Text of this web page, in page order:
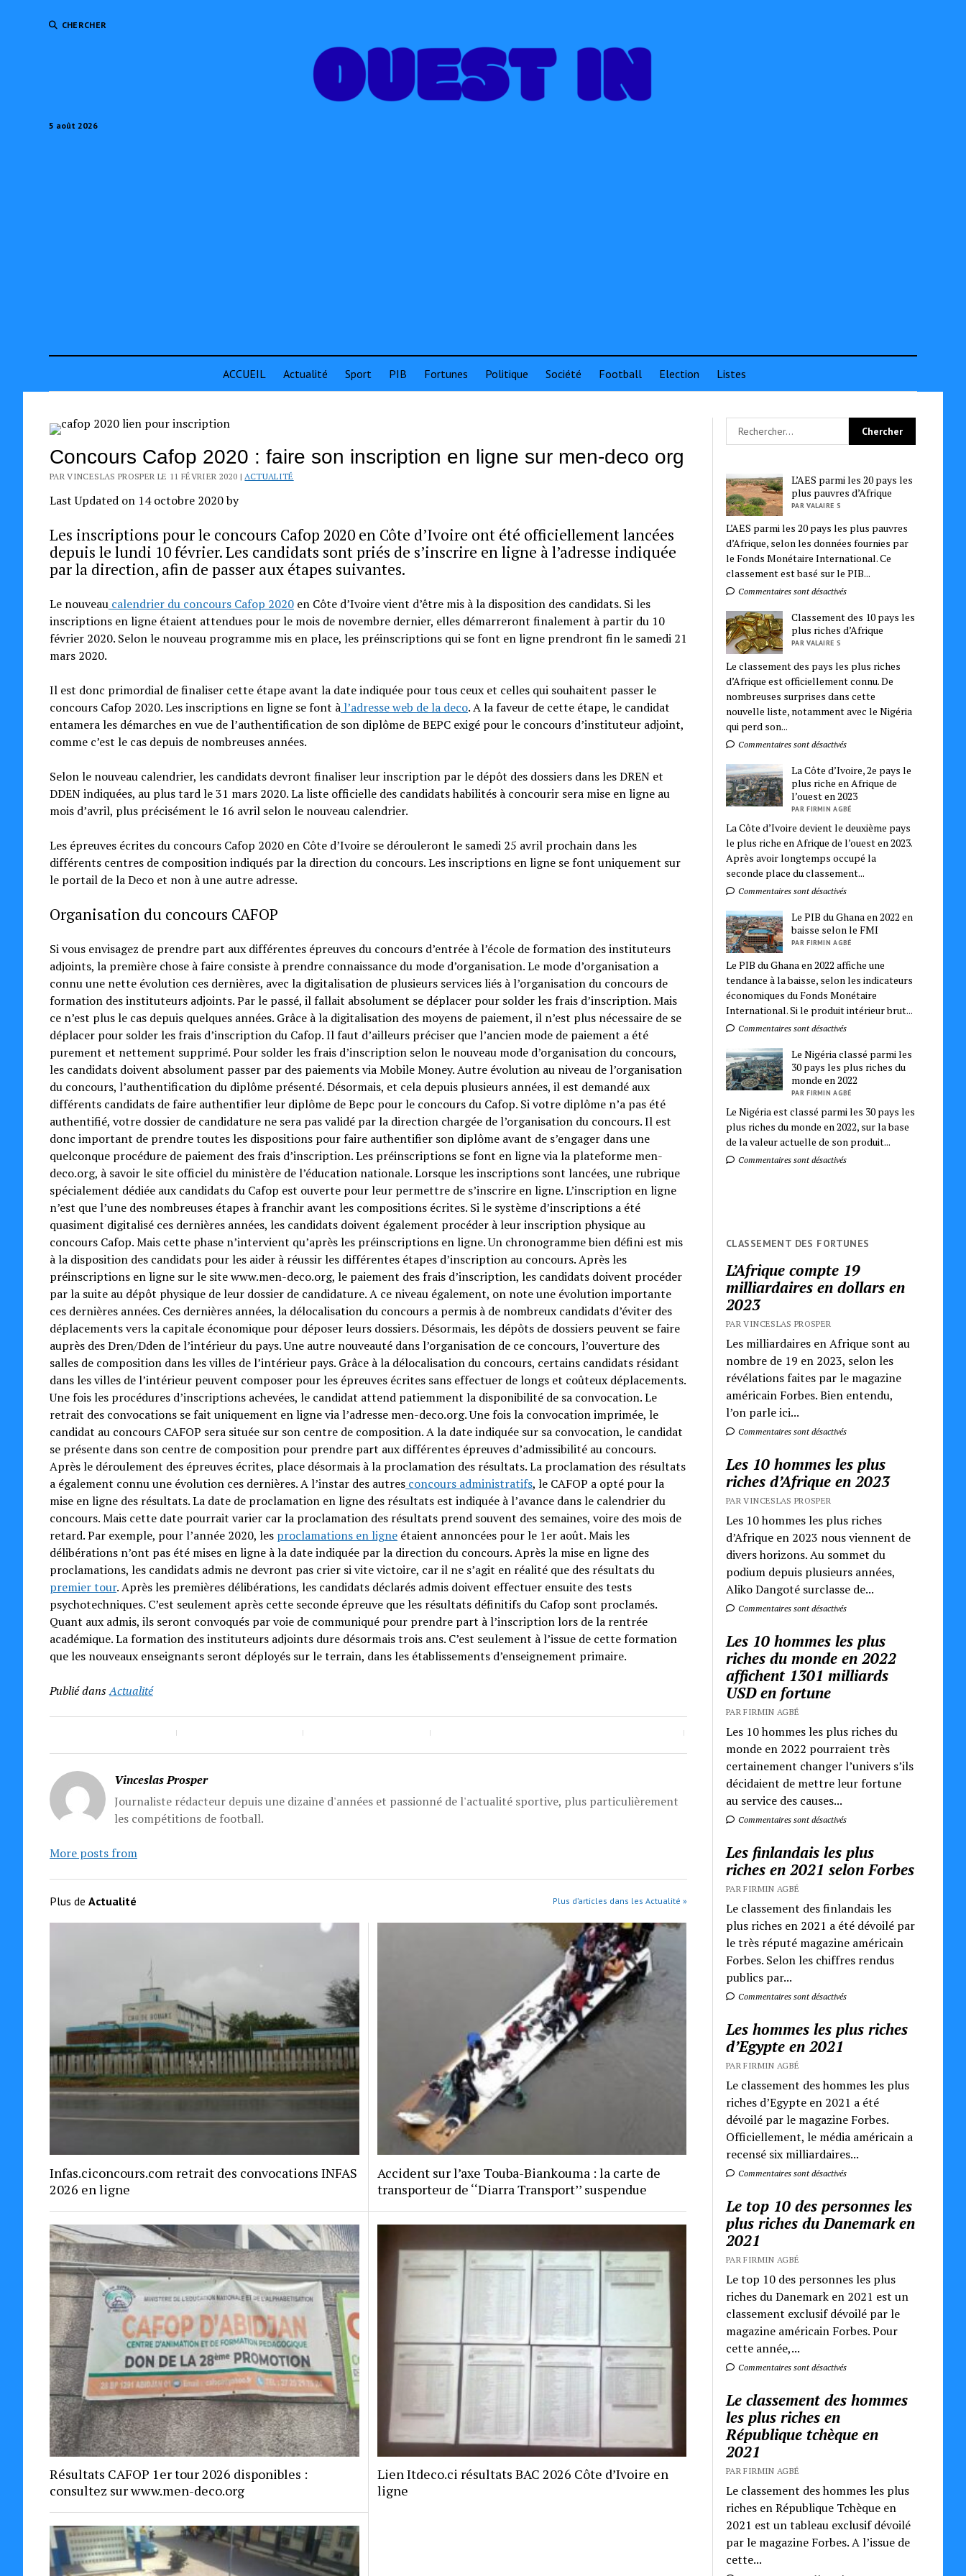
CHERCHER
5 août 2026
ACCUEIL Actualité Sport PIB Fortunes Politique Société Football Election Listes
Concours Cafop 2020 : faire son inscription en ligne sur men-deco org
PAR VINCESLAS PROSPER LE 11 FÉVRIER 2020 |ACTUALITÉ
Last Updated on 14 octobre 2020 by
Les inscriptions pour le concours Cafop 2020 en Côte d’Ivoire ont été officiellement lancées
depuis le lundi 10 février. Les candidats sont priés de s’inscrire en ligne à l’adresse indiquée
par la direction, afin de passer aux étapes suivantes.
Le nouveaucalendrier du concours Cafop 2020en Côte d’Ivoire vient d’être mis à la disposition des candidats. Si les
inscriptions en ligne étaient attendues pour le mois de novembre dernier, elles démarreront finalement à partir du 10
février 2020. Selon le nouveau programme mis en place, les préinscriptions qui se font en ligne prendront fin le samedi 21
mars 2020.
Il est donc primordial de finaliser cette étape avant la date indiquée pour tous ceux et celles qui souhaitent passer le
concours Cafop 2020. Les inscriptions en ligne se font àl’adresse web de la deco. A la faveur de cette étape, le candidat
entamera les démarches en vue de l’authentification de son diplôme de BEPC exigé pour le concours d’instituteur adjoint,
comme c’est le cas depuis de nombreuses années.
Selon le nouveau calendrier, les candidats devront finaliser leur inscription par le dépôt des dossiers dans les DREN et
DDEN indiquées, au plus tard le 31 mars 2020. La liste officielle des candidats habilités à concourir sera mise en ligne au
mois d’avril, plus précisément le 16 avril selon le nouveau calendrier.
Les épreuves écrites du concours Cafop 2020 en Côte d’Ivoire se dérouleront le samedi 25 avril prochain dans les
différents centres de composition indiqués par la direction du concours. Les inscriptions en ligne se font uniquement sur
le portail de la Deco et non à une autre adresse.
Organisation du concours CAFOP
Si vous envisagez de prendre part aux différentes épreuves du concours d’entrée à l’école de formation des instituteurs
adjoints, la première chose à faire consiste à prendre connaissance du mode d’organisation. Le mode d’organisation a
connu une nette évolution ces dernières, avec la digitalisation de plusieurs services liés à l’organisation du concours de
formation des instituteurs adjoints. Par le passé, il fallait absolument se déplacer pour solder les frais d’inscription. Mais
ce n’est plus le cas depuis quelques années. Grâce à la digitalisation des moyens de paiement, il n’est plus nécessaire de se
déplacer pour solder les frais d’inscription du Cafop. Il faut d’ailleurs préciser que l’ancien mode de paiement a été
purement et nettement supprimé. Pour solder les frais d’inscription selon le nouveau mode d’organisation du concours,
les candidats doivent absolument passer par des paiements via Mobile Money. Autre évolution au niveau de l’organisation
du concours, l’authentification du diplôme présenté. Désormais, et cela depuis plusieurs années, il est demandé aux
différents candidats de faire authentifier leur diplôme de Bepc pour le concours du Cafop. Si votre diplôme n’a pas été
authentifié, votre dossier de candidature ne sera pas validé par la direction chargée de l’organisation du concours. Il est
donc important de prendre toutes les dispositions pour faire authentifier son diplôme avant de s’engager dans une
quelconque procédure de paiement des frais d’inscription. Les préinscriptions se font en ligne via la plateforme men-
deco.org, à savoir le site officiel du ministère de l’éducation nationale. Lorsque les inscriptions sont lancées, une rubrique
spécialement dédiée aux candidats du Cafop est ouverte pour leur permettre de s’inscrire en ligne. L’inscription en ligne
n’est que l’une des nombreuses étapes à franchir avant les compositions écrites. Si le système d’inscriptions a été
quasiment digitalisé ces dernières années, les candidats doivent également procéder à leur inscription physique au
concours Cafop. Mais cette phase n’intervient qu’après les préinscriptions en ligne. Un chronogramme bien défini est mis
à la disposition des candidats pour les aider à réussir les différentes étapes d’inscription au concours. Après les
préinscriptions en ligne sur le site www.men-deco.org, le paiement des frais d’inscription, les candidats doivent procéder
par la suite au dépôt physique de leur dossier de candidature. A ce niveau également, on note une évolution importante
ces dernières années. Ces dernières années, la délocalisation du concours a permis à de nombreux candidats d’éviter des
déplacements vers la capitale économique pour déposer leurs dossiers. Désormais, les dépôts de dossiers peuvent se faire
auprès des Dren/Dden de l’intérieur du pays. Une autre nouveauté dans l’organisation de ce concours, l’ouverture des
salles de composition dans les villes de l’intérieur pays. Grâce à la délocalisation du concours, certains candidats résidant
dans les villes de l’intérieur peuvent composer pour les épreuves écrites sans effectuer de longs et coûteux déplacements.
Une fois les procédures d’inscriptions achevées, le candidat attend patiemment la disponibilité de sa convocation. Le
retrait des convocations se fait uniquement en ligne via l’adresse men-deco.org. Une fois la convocation imprimée, le
candidat au concours CAFOP sera située sur son centre de composition. A la date indiquée sur sa convocation, le candidat
se présente dans son centre de composition pour prendre part aux différentes épreuves d’admissibilité au concours.
Après le déroulement des épreuves écrites, place désormais à la proclamation des résultats. La proclamation des résultats
a également connu une évolution ces dernières. A l’instar des autresconcours administratifs, le CAFOP a opté pour la
mise en ligne des résultats. La date de proclamation en ligne des résultats est indiquée à l’avance dans le calendrier du
concours. Mais cette date pourrait varier car la proclamation des résultats prend souvent des semaines, voire des mois de
retard. Par exemple, pour l’année 2020, les proclamations en ligneétaient annoncées pour le 1er août. Mais les
délibérations n’ont pas été mises en ligne à la date indiquée par la direction du concours. Après la mise en ligne des
proclamations, les candidats admis ne devront pas crier si vite victoire, car il ne s’agit en réalité que des résultats du
premier tour. Après les premières délibérations, les candidats déclarés admis doivent effectuer ensuite des tests
psychotechniques. C’est seulement après cette seconde épreuve que les résultats définitifs du Cafop sont proclamés.
Quant aux admis, ils seront convoqués par voie de communiqué pour prendre part à l’inscription lors de la rentrée
académique. La formation des instituteurs adjoints dure désormais trois ans. C’est seulement à l’issue de cette formation
que les nouveaux enseignants seront déployés sur le terrain, dans les établissements d’enseignement primaire.
Publié dansActualité
Vinceslas Prosper
Journaliste rédacteur depuis une dizaine d'années et passionné de l'actualité sportive, plus particulièrement
les compétitions de football.
More posts from
Plus de Actualité Plus d’articles dans les Actualité »
Infas.ciconcours.com retrait des convocations INFAS
2026 en ligne
Accident sur l’axe Touba-Biankouma : la carte de
transporteur de ‘‘Diarra Transport’’ suspendue
Résultats CAFOP 1er tour 2026 disponibles :
consultez sur www.men-deco.org
Lien Itdeco.ci résultats BAC 2026 Côte d’Ivoire en
ligne
L’AES parmi les 20 pays les
plus pauvres d’Afrique
PAR VALAIRE S
L’AES parmi les 20 pays les plus pauvres
d’Afrique, selon les données fournies par
le Fonds Monétaire International. Ce
classement est basé sur le PIB...
Commentaires sont désactivés
Classement des 10 pays les
plus riches d’Afrique
PAR VALAIRE S
Le classement des pays les plus riches
d’Afrique est officiellement connu. De
nombreuses surprises dans cette
nouvelle liste, notamment avec le Nigéria
qui perd son...
Commentaires sont désactivés
La Côte d’Ivoire, 2e pays le
plus riche en Afrique de
l’ouest en 2023
PAR FIRMIN AGBÉ
La Côte d’Ivoire devient le deuxième pays
le plus riche en Afrique de l’ouest en 2023.
Après avoir longtemps occupé la
seconde place du classement...
Commentaires sont désactivés
Le PIB du Ghana en 2022 en
baisse selon le FMI
PAR FIRMIN AGBÉ
Le PIB du Ghana en 2022 affiche une
tendance à la baisse, selon les indicateurs
économiques du Fonds Monétaire
International. Si le produit intérieur brut...
Commentaires sont désactivés
Le Nigéria classé parmi les
30 pays les plus riches du
monde en 2022
PAR FIRMIN AGBÉ
Le Nigéria est classé parmi les 30 pays les
plus riches du monde en 2022, sur la base
de la valeur actuelle de son produit...
Commentaires sont désactivés
CLASSEMENT DES FORTUNES
L’Afrique compte 19
milliardaires en dollars en
2023
PAR VINCESLAS PROSPER
Les milliardaires en Afrique sont au
nombre de 19 en 2023, selon les
révélations faites par le magazine
américain Forbes. Bien entendu,
l’on parle ici...
Commentaires sont désactivés
Les 10 hommes les plus
riches d’Afrique en 2023
PAR VINCESLAS PROSPER
Les 10 hommes les plus riches
d’Afrique en 2023 nous viennent de
divers horizons. Au sommet du
podium depuis plusieurs années,
Aliko Dangoté surclasse de...
Commentaires sont désactivés
Les 10 hommes les plus
riches du monde en 2022
affichent 1301 milliards
USD en fortune
PAR FIRMIN AGBÉ
Les 10 hommes les plus riches du
monde en 2022 pourraient très
certainement changer l’univers s’ils
décidaient de mettre leur fortune
au service des causes...
Commentaires sont désactivés
Les finlandais les plus
riches en 2021 selon Forbes
PAR FIRMIN AGBÉ
Le classement des finlandais les
plus riches en 2021 a été dévoilé par
le très réputé magazine américain
Forbes. Selon les chiffres rendus
publics par...
Commentaires sont désactivés
Les hommes les plus riches
d’Egypte en 2021
PAR FIRMIN AGBÉ
Le classement des hommes les plus
riches d’Egypte en 2021 a été
dévoilé par le magazine Forbes.
Officiellement, le média américain a
recensé six milliardaires...
Commentaires sont désactivés
Le top 10 des personnes les
plus riches du Danemark en
2021
PAR FIRMIN AGBÉ
Le top 10 des personnes les plus
riches du Danemark en 2021 est un
classement exclusif dévoilé par le
magazine américain Forbes. Pour
cette année,...
Commentaires sont désactivés
Le classement des hommes
les plus riches en
République tchèque en
2021
PAR FIRMIN AGBÉ
Le classement des hommes les plus
riches en République Tchèque en
2021 est un tableau exclusif dévoilé
par le magazine Forbes. A l’issue de
cette...